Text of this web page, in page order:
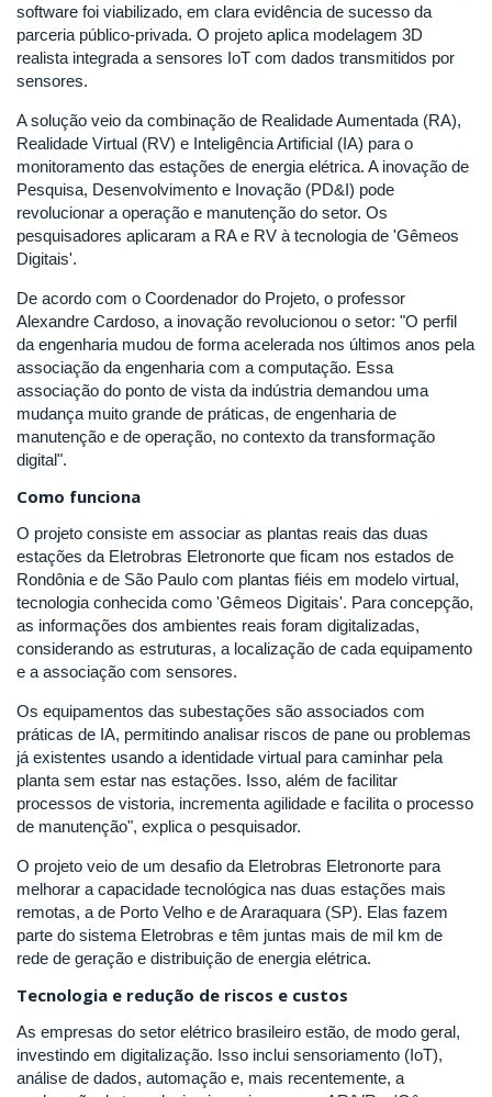
software foi viabilizado, em clara evidência de sucesso da
parceria público-privada. O projeto aplica modelagem 3D
realista integrada a sensores IoT com dados transmitidos por
sensores.
A solução veio da combinação de Realidade Aumentada (RA),
Realidade Virtual (RV) e Inteligência Artificial (IA) para o
monitoramento das estações de energia elétrica. A inovação de
Pesquisa, Desenvolvimento e Inovação (PD&I) pode
revolucionar a operação e manutenção do setor. Os
pesquisadores aplicaram a RA e RV à tecnologia de 'Gêmeos
Digitais'.
De acordo com o Coordenador do Projeto, o professor
Alexandre Cardoso, a inovação revolucionou o setor: "O perfil
da engenharia mudou de forma acelerada nos últimos anos pela
associação da engenharia com a computação. Essa
associação do ponto de vista da indústria demandou uma
mudança muito grande de práticas, de engenharia de
manutenção e de operação, no contexto da transformação
digital".
Como funciona
O projeto consiste em associar as plantas reais das duas
estações da Eletrobras Eletronorte que ficam nos estados de
Rondônia e de São Paulo com plantas fiéis em modelo virtual,
tecnologia conhecida como 'Gêmeos Digitais'. Para concepção,
as informações dos ambientes reais foram digitalizadas,
considerando as estruturas, a localização de cada equipamento
e a associação com sensores.
Os equipamentos das subestações são associados com
práticas de IA, permitindo analisar riscos de pane ou problemas
já existentes usando a identidade virtual para caminhar pela
planta sem estar nas estações. Isso, além de facilitar
processos de vistoria, incrementa agilidade e facilita o processo
de manutenção", explica o pesquisador.
O projeto veio de um desafio da Eletrobras Eletronorte para
melhorar a capacidade tecnológica nas duas estações mais
remotas, a de Porto Velho e de Araraquara (SP). Elas fazem
parte do sistema Eletrobras e têm juntas mais de mil km de
rede de geração e distribuição de energia elétrica.
Tecnologia e redução de riscos e custos
As empresas do setor elétrico brasileiro estão, de modo geral,
investindo em digitalização. Isso inclui sensoriamento (IoT),
análise de dados, automação e, mais recentemente, a